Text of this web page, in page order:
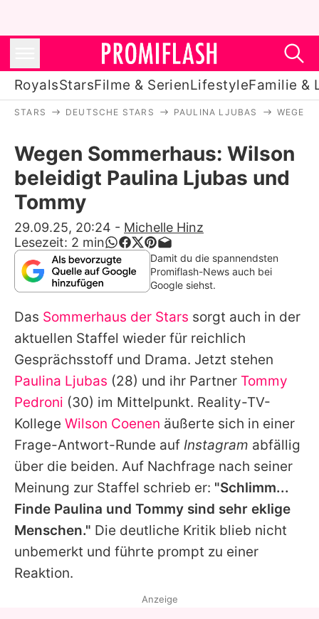
RoyalsStarsFilme & SerienLifestyleFamilie &
Stars
Filme & Serien
Lifestyle
Familie & Liebe
Promiflash Exklusiv
Alle Themen auf Promiflash
Jobs
App runterladen
Team
Redaktionelle Richtlinien
Impressum
Datenschutzerklärung
STARS DEUTSCHE STARS PAULINA LJUBAS WEGEN
Wegen Sommerhaus: Wilson
beleidigt Paulina Ljubas und
Tommy
29.09.25, 20:24 - Michelle Hinz
Lesezeit: 2 min
Damit du die spannendsten
Promiflash-News auch bei
Google siehst.
Das Sommerhaus der Stars sorgt auch in der
aktuellen Staffel wieder für reichlich
Gesprächsstoff und Drama. Jetzt stehen
Paulina Ljubas (28) und ihr Partner Tommy
Pedroni (30) im Mittelpunkt. Reality-TV-
Kollege Wilson Coenen äußerte sich in einer
Frage-Antwort-Runde auf Instagram abfällig
über die beiden. Auf Nachfrage nach seiner
Meinung zur Staffel schrieb er: "Schlimm...
Finde Paulina und Tommy sind sehr eklige
Menschen." Die deutliche Kritik blieb nicht
unbemerkt und führte prompt zu einer
Reaktion.
Anzeige